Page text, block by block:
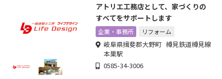
アトリエ工務店として、家づくりの
すべてをサポートします
企業・事務所 リフォーム
岐阜県揖斐郡大野町 樽見鉄道樽見線
本巣駅
0585-34-3006